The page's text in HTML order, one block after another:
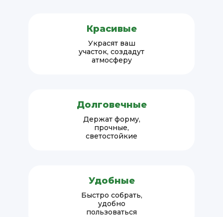
Красивые
Украсят ваш
участок, создадут
атмосферу
Долговечные
Держат форму,
прочные,
светостойкие
Удобные
Быстро собрать,
удобно
пользоваться